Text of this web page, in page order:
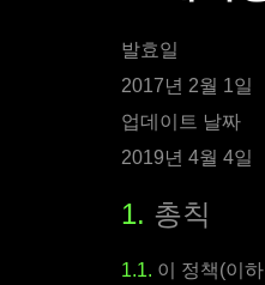
발효일
2017년 2월 1일
업데이트 날짜
2019년 4월 4일
1. 총칙
1.1. 이 정책(이